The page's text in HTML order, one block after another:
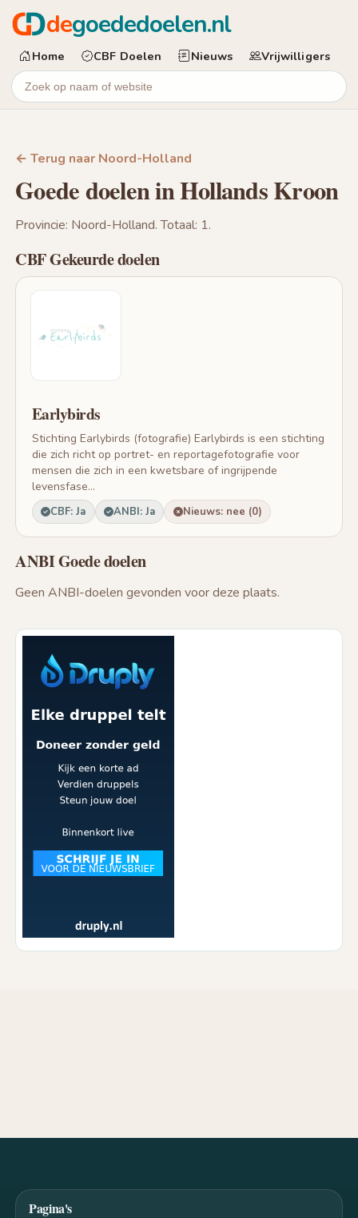
degoededoelen.nl
Home CBF Doelen Nieuws Vrijwilligers
← Terug naar Noord-Holland
Goede doelen in Hollands Kroon
Provincie: Noord-Holland. Totaal: 1.
CBF Gekeurde doelen
Earlybirds
Stichting Earlybirds (fotografie) Earlybirds is een stichting
die zich richt op portret- en reportagefotografie voor
mensen die zich in een kwetsbare of ingrijpende
levensfase...
CBF: Ja ANBI: Ja Nieuws: nee (0)
ANBI Goede doelen
Geen ANBI-doelen gevonden voor deze plaats.
Pagina's